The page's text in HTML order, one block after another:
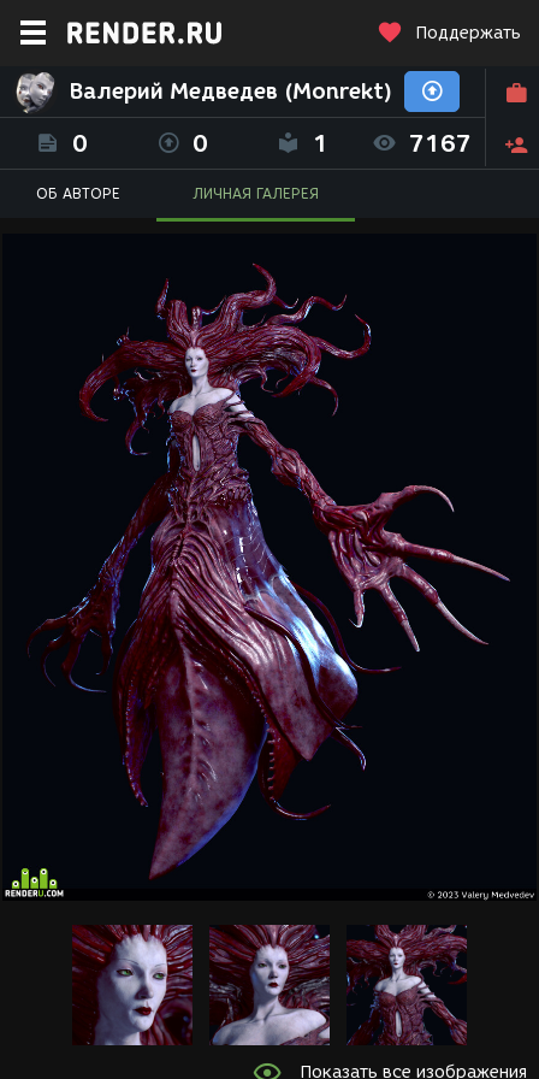
Поддержать
Валерий Медведев (Monrekt)
0 0 1 7167
ОБ АВТОРЕ ЛИЧНАЯ ГАЛЕРЕЯ
Показать все изображения